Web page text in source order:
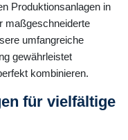
Produktionsanlagen in
maßgeschneiderte
umfangreiche
gewährleistet
kombinieren.
für vielfältige